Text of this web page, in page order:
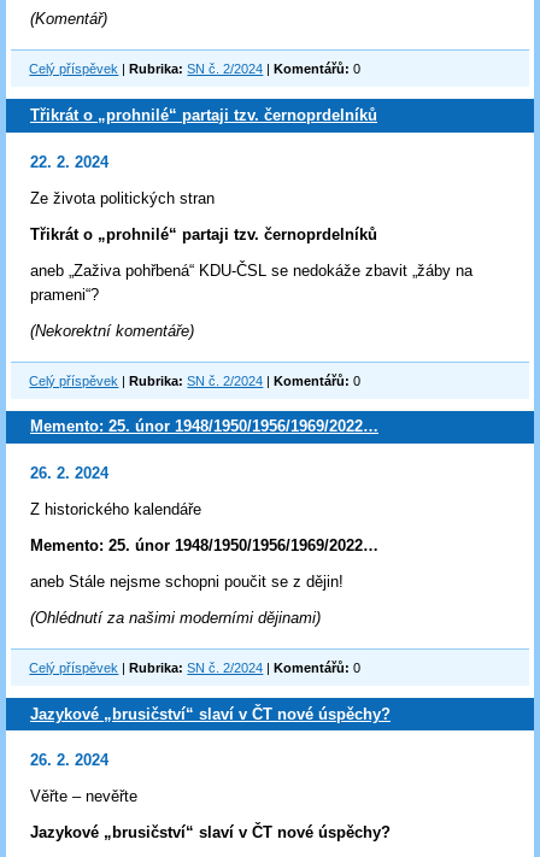
(Komentář)
Celý příspěvek |Rubrika: SN č. 2/2024 |Komentářů: 0
Třikrát o „prohnilé“ partaji tzv. černoprdelníků
22. 2. 2024
Ze života politických stran
Třikrát o „prohnilé“ partaji tzv. černoprdelníků
aneb „Zaživa pohřbená“ KDU-ČSL se nedokáže zbavit „žáby na
prameni“?
(Nekorektní komentáře)
Celý příspěvek |Rubrika: SN č. 2/2024 |Komentářů: 0
Memento: 25. únor 1948/1950/1956/1969/2022…
26. 2. 2024
Z historického kalendáře
Memento: 25. únor 1948/1950/1956/1969/2022…
aneb Stále nejsme schopni poučit se z dějin!
(Ohlédnutí za našimi moderními dějinami)
Celý příspěvek |Rubrika: SN č. 2/2024 |Komentářů: 0
Jazykové „brusičství“ slaví v ČT nové úspěchy?
26. 2. 2024
Věřte – nevěřte
Jazykové „brusičství“ slaví v ČT nové úspěchy?